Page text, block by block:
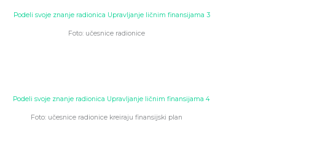
Foto: učesnice radionice
Foto: učesnice radionice kreiraju finansijski plan